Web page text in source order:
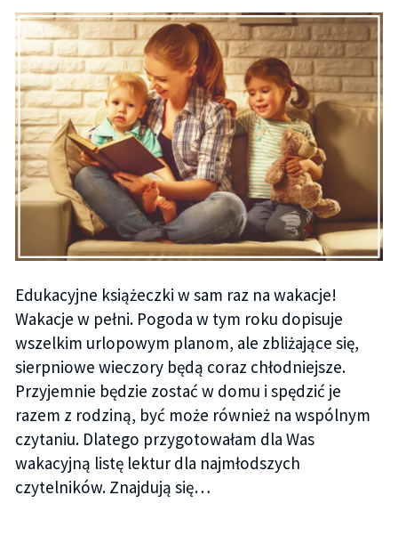
Edukacyjne książeczki w sam raz na wakacje!
Wakacje w pełni. Pogoda w tym roku dopisuje
wszelkim urlopowym planom, ale zbliżające się,
sierpniowe wieczory będą coraz chłodniejsze.
Przyjemnie będzie zostać w domu i spędzić je
razem z rodziną, być może również na wspólnym
czytaniu. Dlatego przygotowałam dla Was
wakacyjną listę lektur dla najmłodszych
czytelników. Znajdują się…